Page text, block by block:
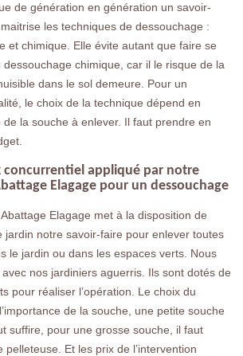
de génération en génération un savoir-
les techniques de dessouchage :
et chimique. Elle évite autant que faire se
chimique, car il le risque de la
dans le sol demeure. Pour un
le choix de la technique dépend en
la souche à enlever. Il faut prendre en
concurrentiel appliqué par notre
Elagage pour un dessouchage
Elagage met à la disposition de
jardin notre savoir-faire pour enlever toutes
le jardin ou dans les espaces verts. Nous
avec nos jardiniers aguerris. Ils sont dotés de
pour réaliser l’opération. Le choix du
de la souche, une petite souche
suffire, pour une grosse souche, il faut
pelleteuse. Et les prix de l’intervention